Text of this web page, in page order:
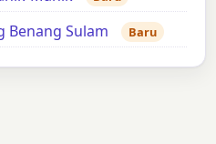
Benang Sulam Baru